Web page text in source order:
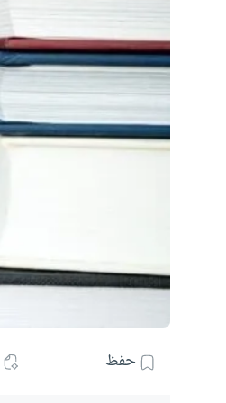
حفظ